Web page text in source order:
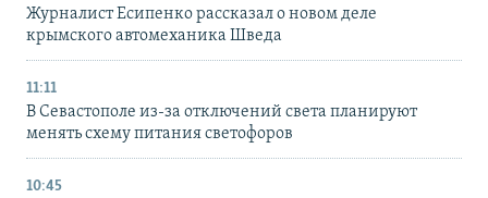
Журналист Есипенко рассказал о новом деле
крымского автомеханика Шведа
11:11
В Севастополе из-за отключений света планируют
менять схему питания светофоров
10:45